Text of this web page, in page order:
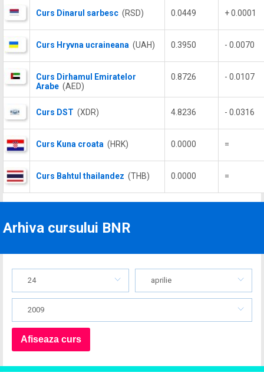
Curs Dinarul sarbesc (RSD) 0.0449 + 0.0001
Curs Hryvna ucraineana (UAH) 0.3950 - 0.0070
Curs Dirhamul Emiratelor
Arabe (AED)
0.8726 - 0.0107
Curs DST (XDR) 4.8236 - 0.0316
Curs Kuna croata (HRK) 0.0000 =
Curs Bahtul thailandez (THB) 0.0000 =
Arhiva cursului BNR
24 aprilie
2009